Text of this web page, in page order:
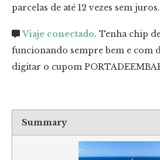
parcelas de até 12 vezes sem juros.
Viaje conectado. Tenha chip
funcionando sempre bem e com
digitar o cupom
Summary